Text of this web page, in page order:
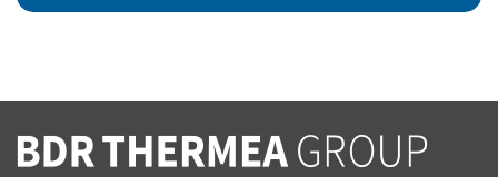
Подтвердить e-mail
Вы соглашаетесь с нашей политикой
конфеденциальности